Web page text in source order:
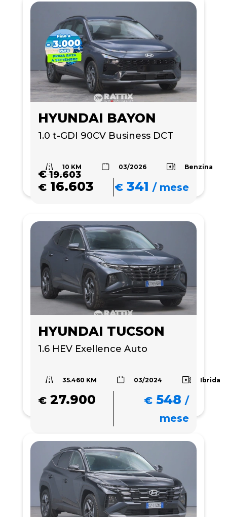
HYUNDAI BAYON
1.0 t-GDI 90CV Business DCT
10 KM 03/2026 Benzina
€19.603
€ 16.603 € 341 /mese
HYUNDAI TUCSON
1.6 HEV Exellence Auto
35.460 KM 03/2024 Ibrida
€ 27.900 € 548 /
mese